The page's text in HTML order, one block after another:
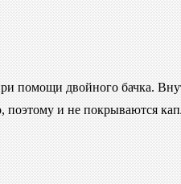
помощи двойного бачка.
и не покрываются